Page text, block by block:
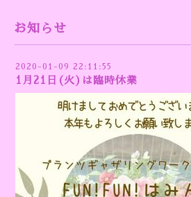
お知らせ
2020-01-09 22:11:55
1月21日(火)は臨時休業